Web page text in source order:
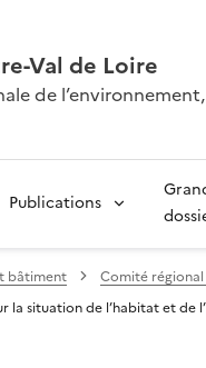
Val de Loire
de
Publications
bâtiment Comité
la situation de l’habitat et de